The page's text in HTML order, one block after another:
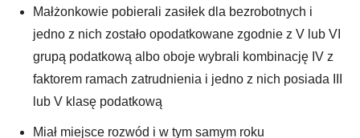
Małżonkowie pobierali zasiłek dla bezrobotnych i
jedno z nich zostało opodatkowane zgodnie z V lub VI
grupą podatkową albo oboje wybrali kombinację IV z
faktorem ramach zatrudnienia i jedno z nich posiada III
lub V klasę podatkową
Miał miejsce rozwód i w tym samym roku